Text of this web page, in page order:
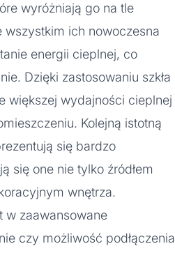
wyróżniają go na tle
ich nowoczesna
energii cieplnej, co
Dzięki zastosowaniu szkła
większej wydajności cieplnej
Kolejną istotną
się bardzo
się one nie tylko źródłem
wnętrza.
w zaawansowane
czy możliwość podłączenia